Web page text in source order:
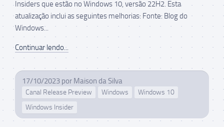
Insiders que estão no Windows 10, versão 22H2. Esta
atualização inclui as seguintes melhorias: Fonte: Blog do
Windows...
Continuar lendo...
17/10/2023 por Maison da Silva
Canal Release Preview Windows
Windows 10
Windows Insider